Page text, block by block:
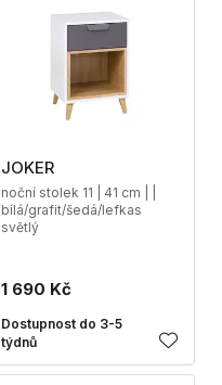
JOKER
noční stolek 11 | 41 cm | |
bílá/grafit/šedá/lefkas
světlý
1 690 Kč
Dostupnost do 3-5
týdnů